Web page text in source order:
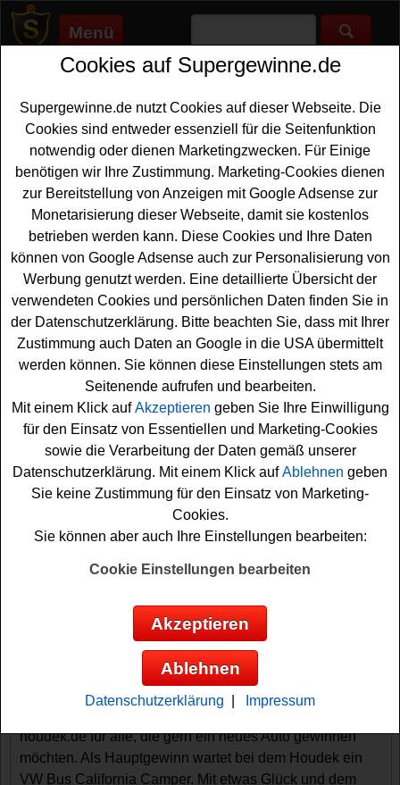
Menü
Supergewinne.de>Gewinnspiele>Kuehltasche
Kühltasche gewinnen - Kühltasche
Gewinnspiel
Aktuelle Kühltasche Gewinnspiele 2026 bei
Supergewinne.de ✅ Jetzt kostenlos mitmachen und mit
etwas Glück eine Kühltasche gewinnen. ✅
Anzeige:
Gewinnsumme ▲ ▼ Gewinnanzahl
Houdek Gewinnspiel - Code eingeben und
Ein tolles Houdek Gewinnspiel mit Code zum 100-
houdek.de für alle, die gern ein neues Auto gewinnen
möchten. Als Hauptgewinn wartet bei dem Houdek ein
VW Bus California Camper. Mit etwas Glück und dem
Cookies auf Supergewinne.de
Supergewinne.de nutzt Cookies auf dieser Webseite. Die
Cookies sind entweder essenziell für die Seitenfunktion
notwendig oder dienen Marketingzwecken. Für Einige
benötigen wir Ihre Zustimmung. Marketing-Cookies dienen
zur Bereitstellung von Anzeigen mit Google Adsense zur
Monetarisierung dieser Webseite, damit sie kostenlos
betrieben werden kann. Diese Cookies und Ihre Daten
können von Google Adsense auch zur Personalisierung von
Werbung genutzt werden. Eine detaillierte Übersicht der
verwendeten Cookies und persönlichen Daten finden Sie in
der Datenschutzerklärung. Bitte beachten Sie, dass mit Ihrer
Zustimmung auch Daten an Google in die USA übermittelt
werden können. Sie können diese Einstellungen stets am
Seitenende aufrufen und bearbeiten.
Mit einem Klick aufAkzeptieren geben Sie Ihre Einwilligung
für den Einsatz von Essentiellen und Marketing-Cookies
sowie die Verarbeitung der Daten gemäß unserer
Datenschutzerklärung. Mit einem Klick aufAblehnen geben
Sie keine Zustimmung für den Einsatz von Marketing-
Cookies.
Sie können aber auch Ihre Einstellungen bearbeiten:
Cookie Einstellungen bearbeiten
Akzeptieren
Ablehnen
Datenschutzerklärung Impressum